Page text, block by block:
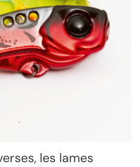
les lames